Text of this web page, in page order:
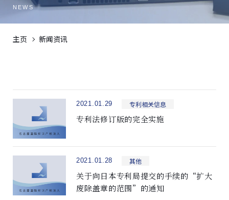
NEWS
主页 新闻资讯
2021.01.29 专利相关信息
专利法修订版的完全实施
2021.01.28 其他
关于向日本专利局提交的手续的“扩大
废除盖章的范围”的通知